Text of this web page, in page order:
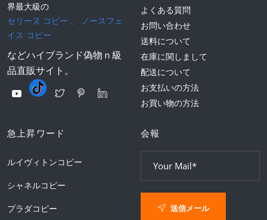
界最大級の
セリーヌ コピー 、
ノースフェ
イス コピー
などハイブランド偽物ｎ級
品直販サイト。
よくある質問
お問い合わせ
送料について
在庫に関しまして
配送について
お支払いの方法
お買い物の方法
急上昇ワード
ルイヴィトンコピー
シャネルコピー
プラダコピー
会報
送信メール